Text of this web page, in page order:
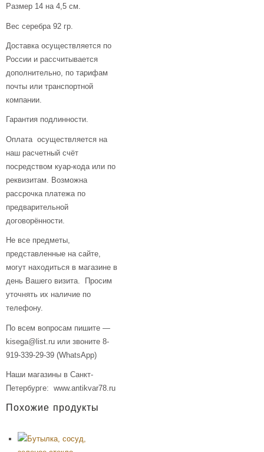
Размер 14 на 4,5 см.
Вес серебра 92 гр.
Доставка осуществляется по
России и рассчитывается
дополнительно, по тарифам
почты или транспортной
компании.
Гарантия подлинности.
Оплата осуществляется на
наш расчетный счёт
посредством куар-кода или по
реквизитам. Возможна
рассрочка платежа по
предварительной
договорённости.
Не все предметы,
представленные на сайте,
могут находиться в магазине в
день Вашего визита. Просим
уточнять их наличие по
телефону.
По всем вопросам пишите —
kisega@list.ru или звоните 8-
919-339-29-39 (WhatsApp)
Наши магазины в Санкт-
Петербурге: www.antikvar78.ru
Похожие продукты